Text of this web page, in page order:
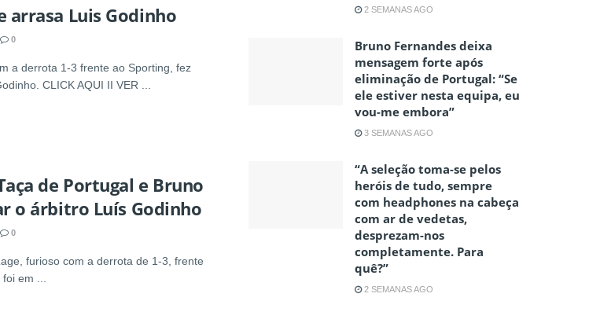
arrasa Luis Godinho
0
a derrota 1-3 frente ao Sporting, fez
CLICK AQUI II VER ...
de Portugal e Bruno
o árbitro Luís Godinho
0
furioso com a derrota de 1-3, frente
em ...
2 SEMANAS AGO
Bruno Fernandes deixa
mensagem forte após
eliminação de Portugal: “Se
ele estiver nesta equipa, eu
vou-me embora”
3 SEMANAS AGO
“A seleção toma-se pelos
heróis de tudo, sempre
com headphones na cabeça
com ar de vedetas,
desprezam-nos
completamente. Para
quê?”
2 SEMANAS AGO